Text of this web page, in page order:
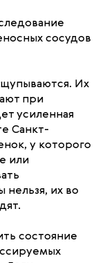
сосудов
Их
при
усиленная
Санкт-
у которого
или
их во
состояние